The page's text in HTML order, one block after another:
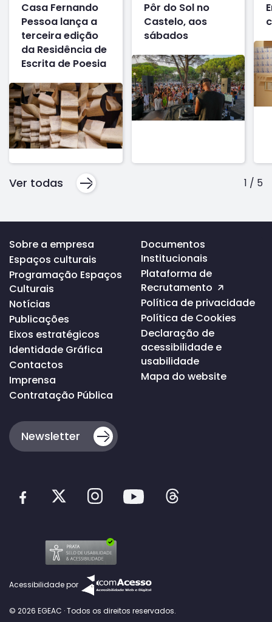
Casa Fernando
Pessoa lança a
terceira edição
da Residência de
Escrita de Poesia
Pôr do Sol no
Castelo, aos
sábados
1 / 5
Ver todas
Voltar
ao
topo
da
página
Sobre a empresa
Espaços culturais
Programação Espaços
Culturais
Notícias
Publicações
Eixos estratégicos
Identidade Gráfica
Contactos
Imprensa
Contratação Pública
Documentos
Institucionais
Plataforma de
Recrutamento
Política de privacidade
Política de Cookies
Declaração de
acessibilidade e
usabilidade
Mapa do website
Newsletter
© 2026 EGEAC · Todos os direitos reservados.
Acessibilidade por